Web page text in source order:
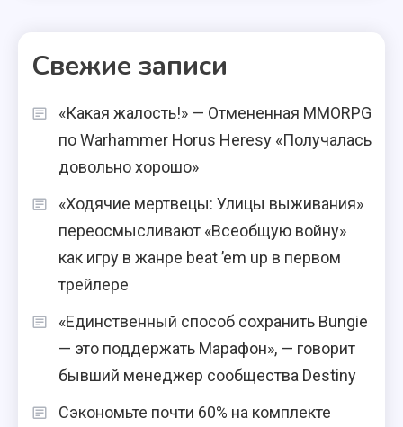
Свежие записи
«Какая жалость!» — Отмененная MMORPG
по Warhammer Horus Heresy «Получалась
довольно хорошо»
«Ходячие мертвецы: Улицы выживания»
переосмысливают «Всеобщую войну»
как игру в жанре beat ’em up в первом
трейлере
«Единственный способ сохранить Bungie
— это поддержать Марафон», — говорит
бывший менеджер сообщества Destiny
Сэкономьте почти 60% на комплекте